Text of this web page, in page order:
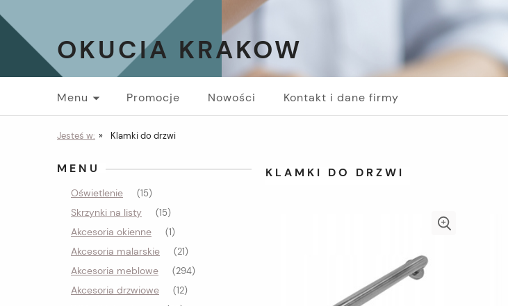
OKUCIA KRAKOW
Menu Promocje Nowości Kontakt i dane firmy
Jesteś w: » Klamki do drzwi
MENU
Oświetlenie (15)
Skrzynki na listy (15)
Akcesoria okienne (1)
Akcesoria malarskie (21)
Akcesoria meblowe (294)
Akcesoria drzwiowe (12)
KLAMKI DO DRZWI